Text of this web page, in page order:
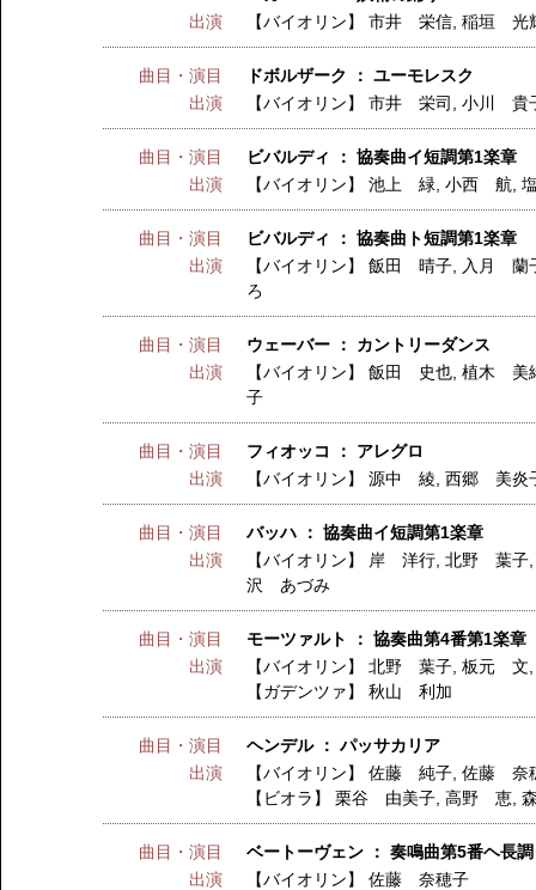
出演
【バイオリン】市井 栄信 ,稲垣 光
曲目・演目
ドボルザーク ： ユーモレスク
出演
【バイオリン】市井 栄司 ,小川 貴
曲目・演目
ビバルディ ： 協奏曲イ短調第1楽章
出演
【バイオリン】池上 緑 ,小西 航 ,
曲目・演目
ビバルディ ： 協奏曲ト短調第1楽章
出演
【バイオリン】飯田 晴子
入月 蘭
ろ
曲目・演目
ウェーバー ： カントリーダンス
出演
【バイオリン】飯田 史也 ,植木 美
子
曲目・演目
フィオッコ ： アレグロ
出演
【バイオリン】源中 綾 ,西郷 美炎
曲目・演目
バッハ ： 協奏曲イ短調第1楽章
出演
【バイオリン】 岸 洋行 ,北野 葉子
沢 あづみ
曲目・演目
モーツァルト ： 協奏曲第4番第1楽章
出演
【バイオリン】北野 葉子 ,板元 文
【ガデンツァ】秋山 利加
曲目・演目
ヘンデル ： パッサカリア
出演
【バイオリン】佐藤 純子 ,佐藤 奈
【ビオラ】栗谷 由美子 ,高野 恵 ,
曲目・演目
ベートーヴェン ： 奏鳴曲第5番ヘ長
出演
【バイオリン】佐藤 奈穂子